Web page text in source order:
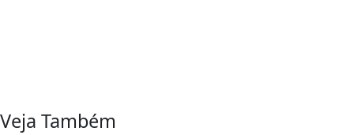
Veja Também